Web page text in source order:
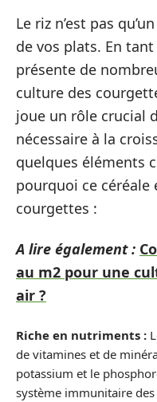
Le riz n’est pas
de vos plats. En
présente de
culture des
joue un rôle crucial
nécessaire à la
quelques éléments
pourquoi ce céréale
courgettes :
A lire également :
au m2 pour une
air ?
Riche en nutriments :
de vitamines et de
potassium et le
système immunitaire des